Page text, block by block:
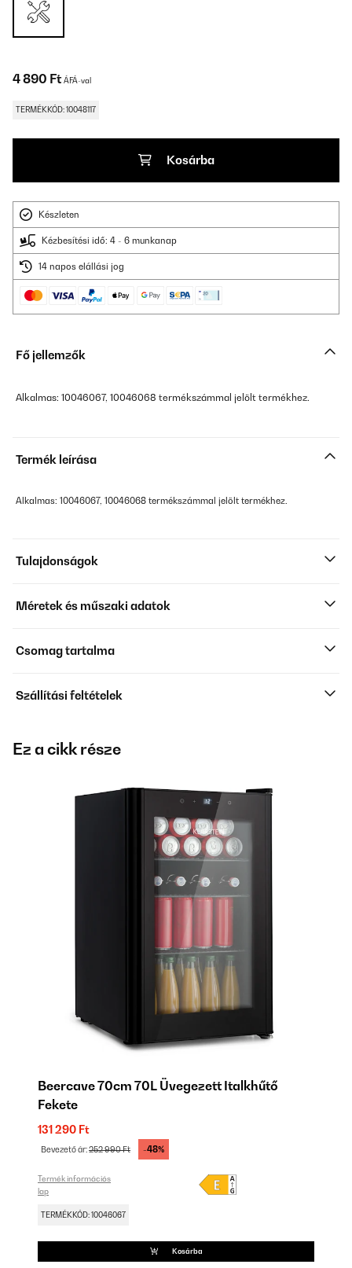
4 890 Ft ÁFÁ-val
TERMÉKKÓD: 10048117
Kosárba
Készleten
Kézbesítési idő: 4 - 6 munkanap
14 napos elállási jog
Fő jellemzők
Alkalmas: 10046067, 10046068 termékszámmal jelölt termékhez.
Termék leírása
Alkalmas: 10046067, 10046068 termékszámmal jelölt termékhez.
Tulajdonságok
Méretek és műszaki adatok
Csomag tartalma
Szállítási feltételek
Ez a cikk része
Beercave 70cm 70L Üvegezett Italkhűtő
Fekete
131 290 Ft
Bevezető ár:252 990 Ft -48%
Termék információs
lap
TERMÉKKÓD: 10046067
Kosárba